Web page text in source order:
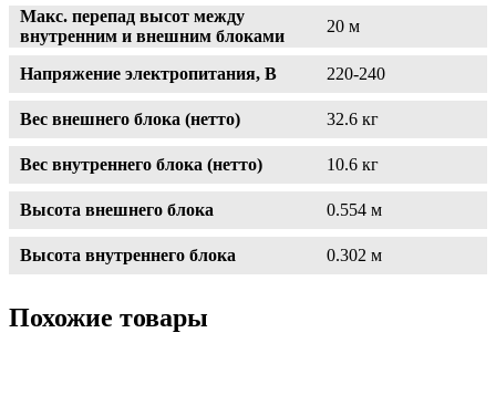
Макс. перепад высот между
внутренним и внешним блоками
20 м
Напряжение электропитания, В 220-240
Вес внешнего блока (нетто) 32.6 кг
Вес внутреннего блока (нетто) 10.6 кг
Высота внешнего блока 0.554 м
Высота внутреннего блока 0.302 м
Похожие товары